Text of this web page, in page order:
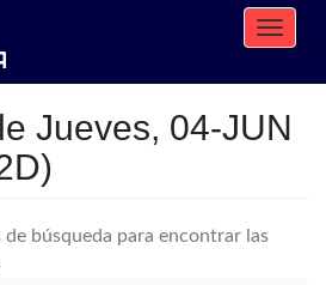
Toggle
Jueves, 04-JUN
búsqueda para encontrar las